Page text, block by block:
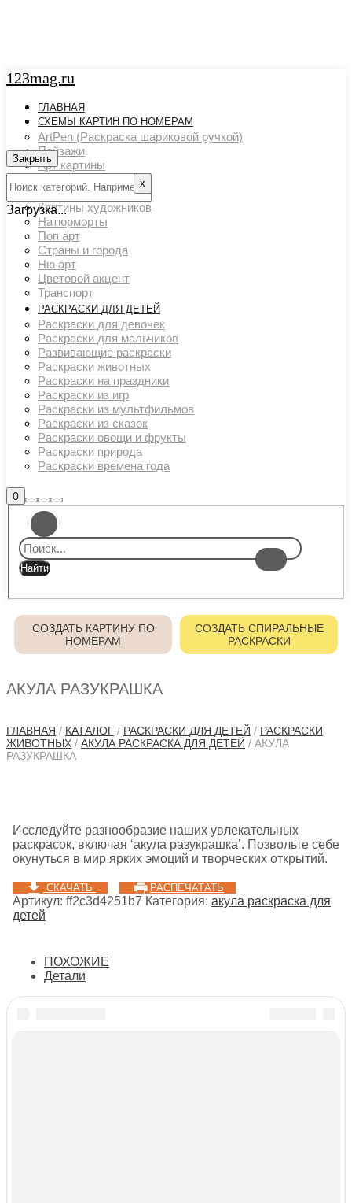
123mag.ru
ГЛАВНАЯ
СХЕМЫ КАРТИН ПО НОМЕРАМ
ArtPen (Раскраска шариковой ручкой)
Пейзажи
Арт картины
Люди
Картины художников
Натюрморты
Поп арт
Страны и города
Ню арт
Цветовой акцент
Транспорт
РАСКРАСКИ ДЛЯ ДЕТЕЙ
Раскраски для девочек
Раскраски для мальчиков
Развивающие раскраски
Раскраски животных
Раскраски на праздники
Раскраски из игр
Раскраски из мультфильмов
Раскраски из сказок
Раскраски овощи и фрукты
Раскраски природа
Раскраски времена года
0Боковая
панель
магазина
Найти
Больше
информации
Главное
меню
СОЗДАТЬ КАРТИНУ ПО
НОМЕРАМ
СОЗДАТЬ СПИРАЛЬНЫЕ
РАСКРАСКИ
АКУЛА РАЗУКРАШКА
ГЛАВНАЯ / КАТАЛОГ / РАСКРАСКИ ДЛЯ ДЕТЕЙ / РАСКРАСКИ
ЖИВОТНЫХ / АКУЛА РАСКРАСКА ДЛЯ ДЕТЕЙ / АКУЛА
РАЗУКРАШКА
Исследуйте разнообразие наших увлекательных
раскрасок, включая ‘акула разукрашка’. Позвольте себе
окунуться в мир ярких эмоций и творческих открытий.
СКАЧАТЬ РАСПЕЧАТАТЬ
Артикул: ff2c3d4251b7 Категория: акула раскраска для
детей
ПОХОЖИЕ
Детали
Закрыть
х
Загрузка...